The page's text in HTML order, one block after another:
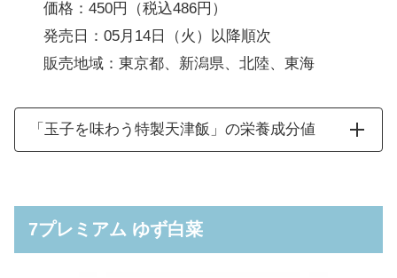
価格：450円（税込486円）
発売日：05月14日（火）以降順次
販売地域：東京都、新潟県、北陸、東海
「玉子を味わう特製天津飯」の栄養成分値
7プレミアム ゆず白菜